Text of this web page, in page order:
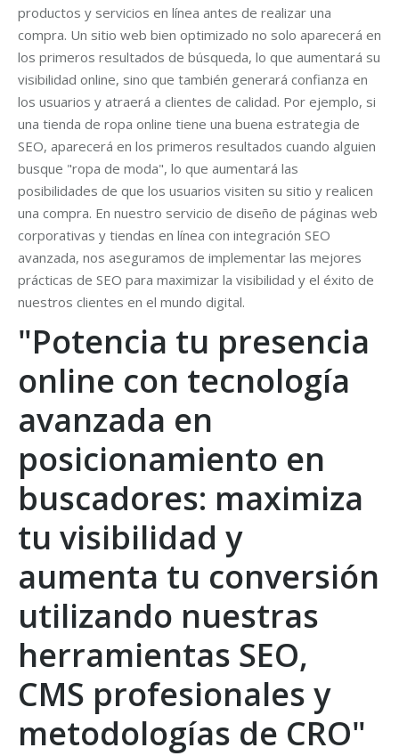
productos y servicios en línea antes de realizar una
compra. Un sitio web bien optimizado no solo aparecerá en
los primeros resultados de búsqueda, lo que aumentará su
visibilidad online, sino que también generará confianza en
los usuarios y atraerá a clientes de calidad. Por ejemplo, si
una tienda de ropa online tiene una buena estrategia de
SEO, aparecerá en los primeros resultados cuando alguien
busque "ropa de moda", lo que aumentará las
posibilidades de que los usuarios visiten su sitio y realicen
una compra. En nuestro servicio de diseño de páginas web
corporativas y tiendas en línea con integración SEO
avanzada, nos aseguramos de implementar las mejores
prácticas de SEO para maximizar la visibilidad y el éxito de
nuestros clientes en el mundo digital.
"Potencia tu presencia
online con tecnología
avanzada en
posicionamiento en
buscadores: maximiza
tu visibilidad y
aumenta tu conversión
utilizando nuestras
herramientas SEO,
CMS profesionales y
metodologías de CRO"